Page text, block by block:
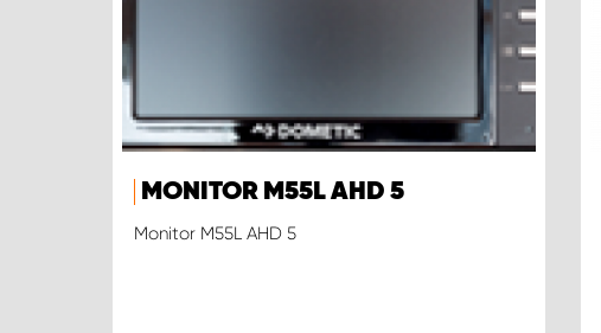
MONITOR M55L AHD 5
Monitor M55L AHD 5